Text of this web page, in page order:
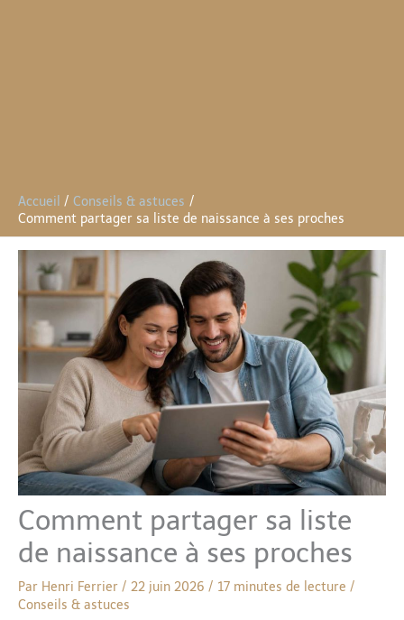
Accueil
Conseils & astuces
Comment partager sa liste de naissance à ses proches
Comment partager sa liste
de naissance à ses proches
Par Henri Ferrier / 22 juin 2026 / 17 minutes de lecture /
Conseils & astuces